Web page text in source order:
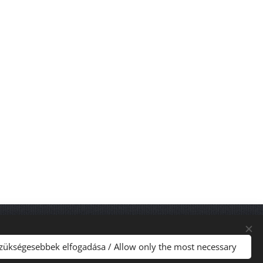
HUF Ft
USD $
EUR €
elfogadása / Allow only the most necessary